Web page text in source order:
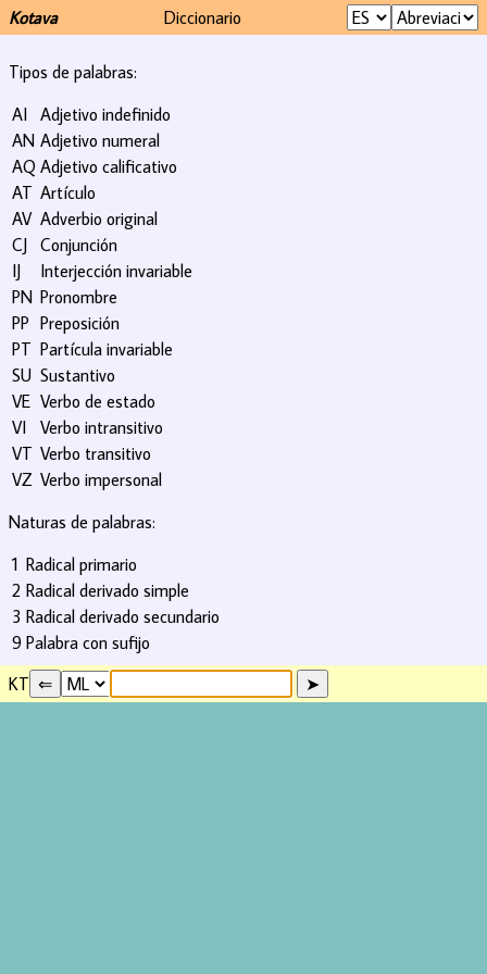
Kotava Diccionario
Tipos de palabras:
AI Adjetivo indefinido
AN Adjetivo numeral
AQ Adjetivo calificativo
AT Artículo
AV Adverbio original
CJ Conjunción
IJ
Interjección invariable
PN Pronombre
PP Preposición
PT Partícula invariable
SU Sustantivo
VE Verbo de estado
VI
Verbo intransitivo
VT Verbo transitivo
VZ Verbo impersonal
Naturas de palabras:
1 Radical primario
2 Radical derivado simple
3 Radical derivado secundario
9 Palabra con sufijo
KT